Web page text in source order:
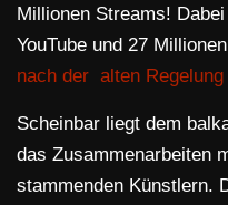
Millionen Streams!
YouTube und 27
nach der alten Regelung
Scheinbar liegt dem
das Zusammenarbeiten
stammenden Künstlern.